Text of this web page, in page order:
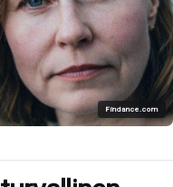
Findance.com